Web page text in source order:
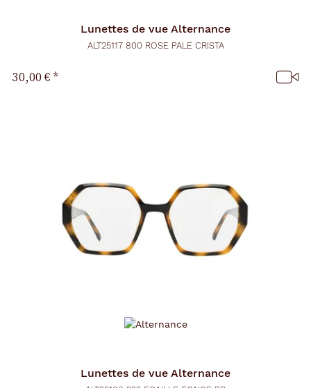
Lunettes de vue Alternance
ALT25117 800 ROSE PALE CRISTA
30,00 €*
Lunettes de vue Alternance